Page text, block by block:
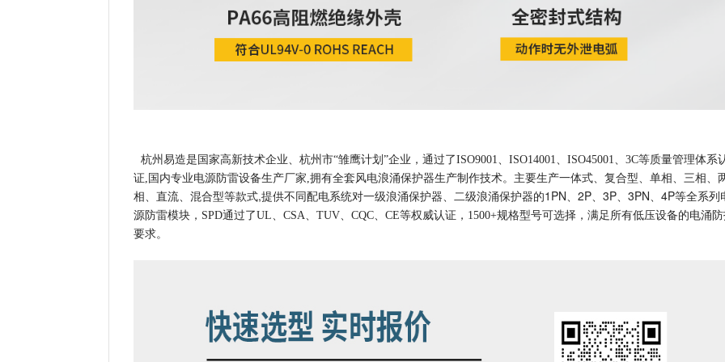
杭州易造是国家高新技术企业、杭州市“雏鹰计划”企业，通过了ISO9001、ISO14001、ISO45001、3C等质量管理体系
证,国内专业电源防雷设备生产厂家,拥有全套风电浪涌保护器生产制作技术。主要生产一体式、复合型、单相、三相、
相、直流、混合型等款式,提供不同配电系统对一级浪涌保护器、二级浪涌保护器的1PN、2P、3P、3PN、4P等全系列
源防雷模块，SPD通过了UL、CSA、TUV、CQC、CE等权威认证，1500+规格型号可选择，满足所有低压设备的电涌防
要求。